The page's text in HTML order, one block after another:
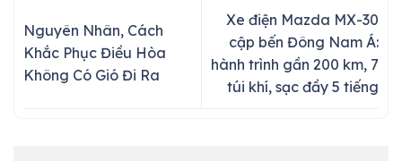
Nguyên Nhân, Cách
Khắc Phục Điều Hòa
Không Có Gió Đi Ra
Xe điện Mazda MX-30
cập bến Đông Nam Á:
hành trình gần 200 km, 7
túi khí, sạc đầy 5 tiếng